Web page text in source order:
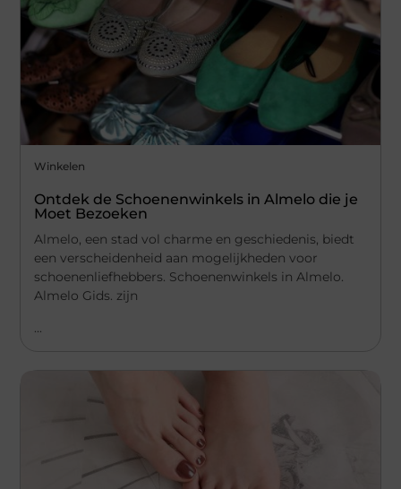
Winkelen
Ontdek de Schoenenwinkels in Almelo die je
Moet Bezoeken
Almelo, een stad vol charme en geschiedenis, biedt
een verscheidenheid aan mogelijkheden voor
schoenenliefhebbers. Schoenenwinkels in Almelo.
Almelo Gids. zijn
...